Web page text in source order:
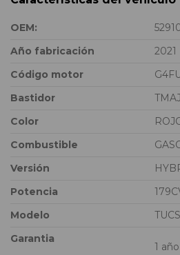
OEM:
Año fabricación
2021
Código motor
Bastidor
Color
Combustible
Versión
Potencia
Modelo
Garantia
1 año